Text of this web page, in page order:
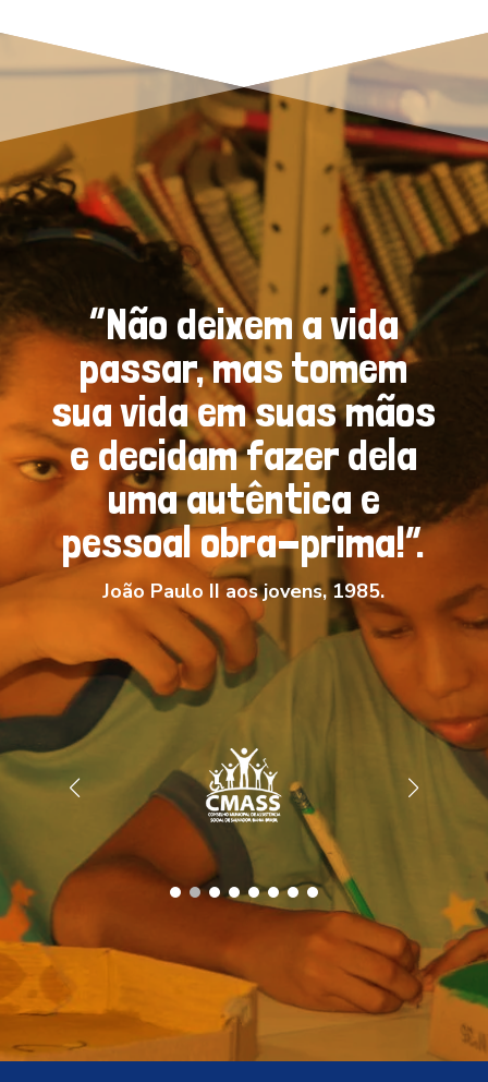
“Não deixem a vida
passar, mas tomem
sua vida em suas mãos
e decidam fazer dela
uma autêntica e
pessoal obra-prima!”.
João Paulo II aos jovens, 1985.